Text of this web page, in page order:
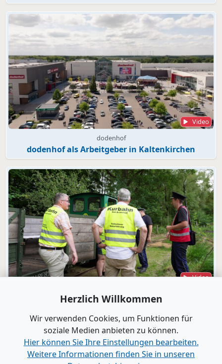
Video
dodenhof
dodenhof als Arbeitgeber in Kaltenkirchen
Video
Bad Bramstedt
"Wir wollen die Moorbahn aus dem
Dornröschenschlaf wecken"
Alle Videos anzeigen
Herzlich Willkommen
Wir verwenden Cookies, um Funktionen für
soziale Medien anbieten zu können.
Hier können Sie Ihre Einstellungen bearbeiten.
Weitere Informationen finden Sie in unseren